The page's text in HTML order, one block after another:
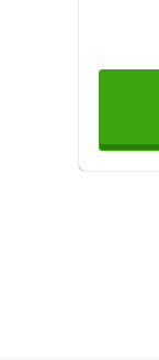
＊医
＊「
群馬